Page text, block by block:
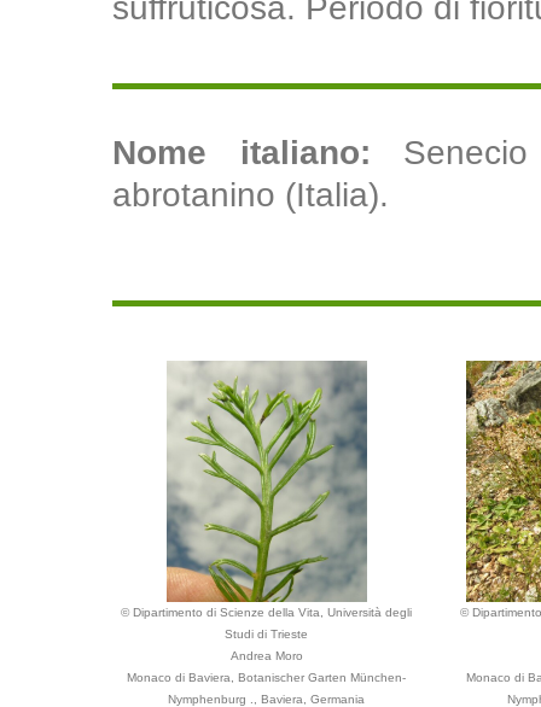
suffruticosa. Periodo di
Nome italiano:
abrotanino (Italia).
© Dipartimento di Scienze della Vita, Università degli
Studi di Trieste
Andrea Moro
Monaco di Baviera, Botanischer Garten München-
Nymphenburg ., Baviera, Germania
©
Monaco di